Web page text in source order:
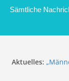
Sämtliche
Aktuelles:
der